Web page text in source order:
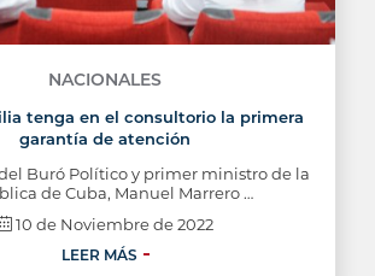
NACIONALES
tenga en el consultorio la primera
garantía de atención
Buró Político y primer ministro de la
de Cuba, Manuel Marrero …
10 de Noviembre de 2022
LEER MÁS